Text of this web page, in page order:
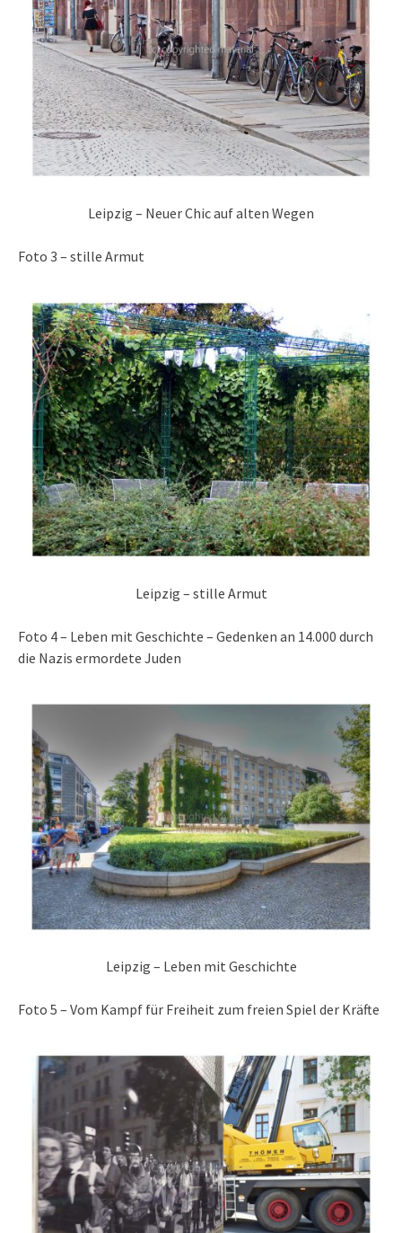
Leipzig – Neuer Chic auf alten Wegen
Foto 3 – stille Armut
Leipzig – stille Armut
Foto 4 – Leben mit Geschichte – Gedenken an 14.000 durch
die Nazis ermordete Juden
Leipzig – Leben mit Geschichte
Foto 5 – Vom Kampf für Freiheit zum freien Spiel der Kräfte